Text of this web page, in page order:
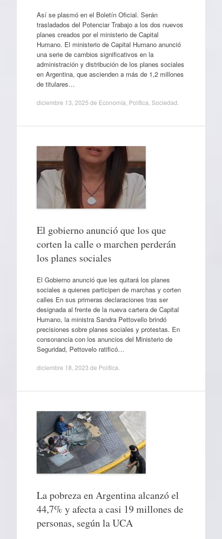
Así se plasmó en el Boletín Oficial. Serán
trasladados del Potenciar Trabajo a los dos nuevos
planes creados por el ministerio de Capital
Humano. El ministerio de Capital Humano anunció
una serie de cambios significativos en la
administración y distribución de los planes sociales
en Argentina, que ascienden a más de 1,2 millones
de titulares…
diciembre 13, 2025 de Economía Política Sociedad
El gobierno anunció que los que
corten la calle o marchen perderán
los planes sociales
El Gobierno anunció que les quitará los planes
sociales a quienes participen de marchas y corten
calles En sus primeras declaraciones tras ser
designada al frente de la nueva cartera de Capital
Humano, la ministra Sandra Pettovello brindó
precisiones sobre planes sociales y protestas. En
consonancia con los anuncios del Ministerio de
Seguridad, Pettovelo ratificó…
diciembre 18, 2023 de Política
La pobreza en Argentina alcanzó el
44,7% y afecta a casi 19 millones de
personas, según la UCA